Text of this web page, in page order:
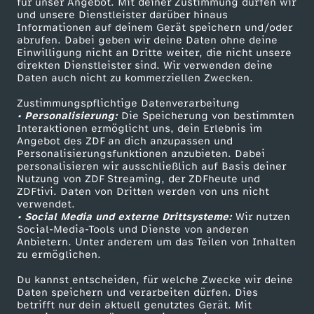
für unser Angebot. Mit deiner Zustimmung dürfen wir
und unsere Dienstleister darüber hinaus
Informationen auf deinem Gerät speichern und/oder
abrufen. Dabei geben wir deine Daten ohne deine
Einwilligung nicht an Dritte weiter, die nicht unsere
direkten Dienstleister sind. Wir verwenden deine
Daten auch nicht zu kommerziellen Zwecken.
Zustimmungspflichtige Datenverarbeitung
• Personalisierung:Die Speicherung von bestimmten
Interaktionen ermöglicht uns, dein Erlebnis im
Angebot des ZDF an dich anzupassen und
Personalisierungsfunktionen anzubieten. Dabei
personalisieren wir ausschließlich auf Basis deiner
Nutzung von ZDF Streaming, der ZDFheute und
ZDFtivi. Daten von Dritten werden von uns nicht
verwendet.
• Social Media und externe Drittsysteme:Wir nutzen
Social-Media-Tools und Dienste von anderen
Anbietern. Unter anderem um das Teilen von Inhalten
zu ermöglichen.
Du kannst entscheiden, für welche Zwecke wir deine
Daten speichern und verarbeiten dürfen. Dies
betrifft nur dein aktuell genutztes Gerät. Mit
-
F
i
n
a
n
z
i
e
Mehr ZDF
ZDF-Apps
Smart TV
ZDFtext
Livestreams
Sendungen A-Z
TV-Programm
Service
ZDFmitreden
Kontakt zum ZDF
Tickets
Zuschauerservice
Hilfe
ZDF Unternehmen
Karriere
ZDF goes Schule
Werbefernsehen